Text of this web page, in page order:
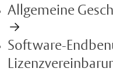
Allgemeine
Software-